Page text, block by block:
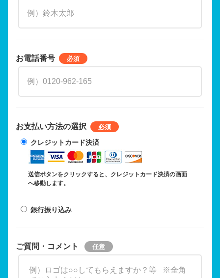
お電話番号
お支払い方法の選択
クレジットカード決済
送信ボタンをクリックすると、クレジットカード決済の画面
へ移動します。
銀行振り込み
ご質問・コメント